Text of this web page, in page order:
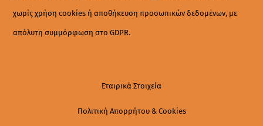
χωρίς χρήση cookies ή αποθήκευση προσωπικών δεδομένων, με
απόλυτη συμμόρφωση στο GDPR.
Εταιρικά Στοιχεία
Πολιτική Απορρήτου & Cookies